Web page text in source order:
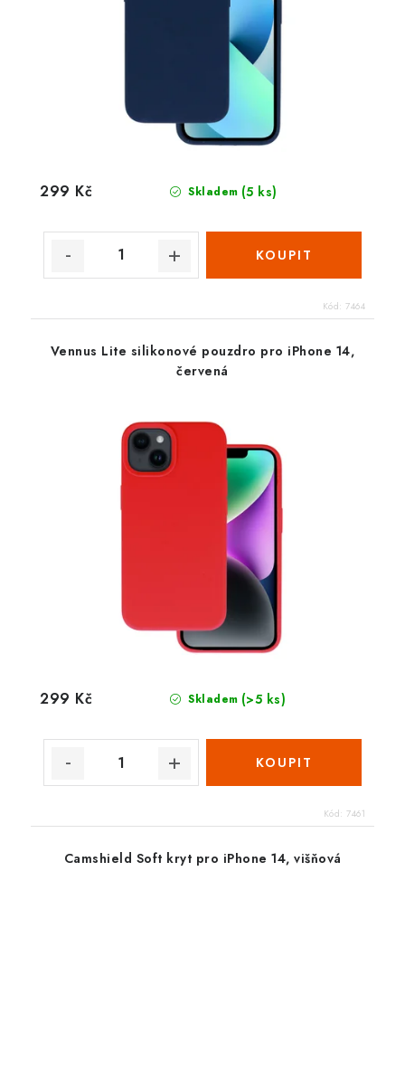
Skladem (5 ks)
299 Kč
Kód: 7464
Vennus Lite silikonové pouzdro pro iPhone 14,
červená
Skladem (>5 ks)
299 Kč
Kód: 7461
Camshield Soft kryt pro iPhone 14, višňová